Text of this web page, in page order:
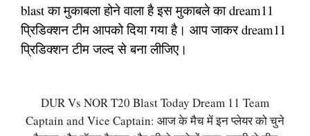
blast का मुकाबला होने वाला है इस मुकाबले का dream11
प्रिडिक्शन टीम आपको दिया गया है। आप जाकर dream11
प्रिडिक्शन टीम जल्द से बना लीजिए।
DUR Vs NOR T20 Blast Today Dream 11 Team
Captain and Vice Captain: आज के मैच में इन प्लेयर को चुने